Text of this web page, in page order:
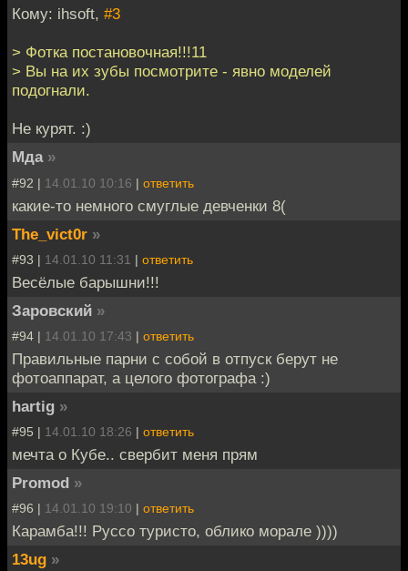
Кому: ihsoft, #3
> Фотка постановочная!!!11
> Вы на их зубы посмотрите - явно моделей
подогнали.
Не курят. :)
Мда »
#92 | 14.01.10 10:16 | ответить
какие-то немного смуглые девченки 8(
The_vict0r »
#93 | 14.01.10 11:31 | ответить
Весёлые барышни!!!
Заровский »
#94 | 14.01.10 17:43 | ответить
Правильные парни с собой в отпуск берут не
фотоаппарат, а целого фотографа :)
hartig »
#95 | 14.01.10 18:26 | ответить
мечта о Кубе.. свербит меня прям
Promod »
#96 | 14.01.10 19:10 | ответить
Карамба!!! Руссо туристо, облико морале ))))
13ug »